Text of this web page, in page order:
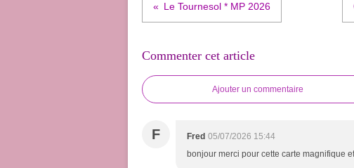
Le Tournesol * MP 2026
Commenter cet article
Ajouter un commentaire
F Fred 05/07/2026 15:44
bonjour merci pour cette carte magnifique